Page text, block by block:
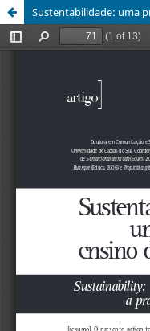
Sustentabilidade: uma